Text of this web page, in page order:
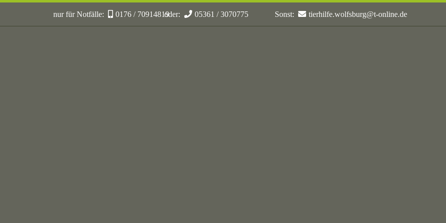
nur für Notfälle: 0176 / 70914819oder: 05361 / 3070775 Sonst: tierhilfe.wolfsburg@t-online.de